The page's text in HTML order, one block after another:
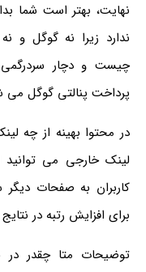
نهایت، بهتر است شما
ندارد زیرا نه گوگل و
چیست و دچار
پرداخت پنالتی گوگل می
در محتوا بهینه از چه
لینک خارجی می توانید
کاربران به صفحات
برای افزایش رتبه در
توضیحات متا چقدر در